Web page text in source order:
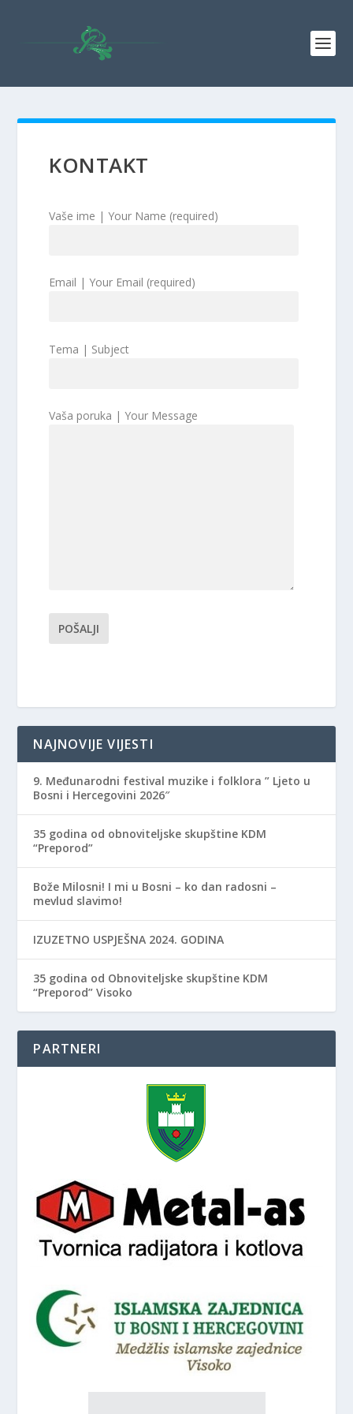
KONTAKT
Vaše ime | Your Name (required)
Email | Your Email (required)
Tema | Subject
Vaša poruka | Your Message
NAJNOVIJE VIJESTI
9. Međunarodni festival muzike i folklora ” Ljeto u
Bosni i Hercegovini 2026″
35 godina od obnoviteljske skupštine KDM
“Preporod”
Bože Milosni! I mi u Bosni – ko dan radosni –
mevlud slavimo!
IZUZETNO USPJEŠNA 2024. GODINA
35 godina od Obnoviteljske skupštine KDM
“Preporod” Visoko
PARTNERI